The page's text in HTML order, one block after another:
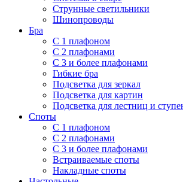
Струнные светильники
Шинопроводы
Бра
С 1 плафоном
С 2 плафонами
С 3 и более плафонами
Гибкие бра
Подсветка для зеркал
Подсветка для картин
Подсветка для лестниц и
Споты
С 1 плафоном
С 2 плафонами
С 3 и более плафонами
Встраиваемые споты
Накладные споты